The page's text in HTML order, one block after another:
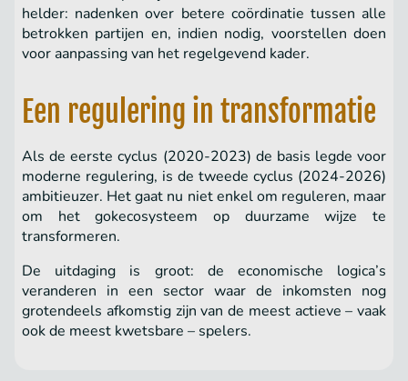
helder: nadenken over betere coördinatie tussen alle
betrokken partijen en, indien nodig, voorstellen doen
voor aanpassing van het regelgevend kader.
Een regulering in transformatie
Als de eerste cyclus (2020-2023) de basis legde voor
moderne regulering, is de tweede cyclus (2024-2026)
ambitieuzer. Het gaat nu niet enkel om reguleren, maar
om het gokecosysteem op duurzame wijze te
transformeren.
De uitdaging is groot: de economische logica’s
veranderen in een sector waar de inkomsten nog
grotendeels afkomstig zijn van de meest actieve – vaak
ook de meest kwetsbare – spelers.